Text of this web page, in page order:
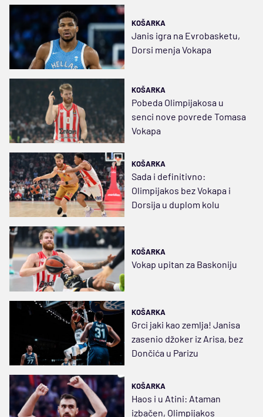
KOŠARKA
Janis igra na Evrobasketu,
Dorsi menja Vokapa
KOŠARKA
Pobeda Olimpijakosa u
senci nove povrede Tomasa
Vokapa
KOŠARKA
Sada i definitivno:
Olimpijakos bez Vokapa i
Dorsija u duplom kolu
KOŠARKA
Vokap upitan za Baskoniju
KOŠARKA
Grci jaki kao zemlja! Janisa
zasenio džoker iz Arisa, bez
Dončića u Parizu
KOŠARKA
Haos i u Atini: Ataman
izbačen, Olimpijakos